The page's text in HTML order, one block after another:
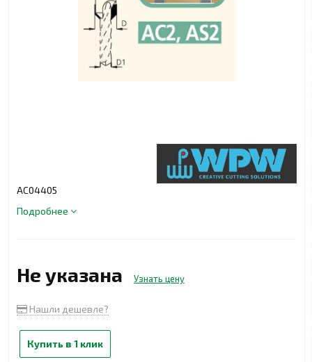
АС04405
Подробнее
Не указана Узнать цену
Нашли дешевле?
Купить в 1 клик